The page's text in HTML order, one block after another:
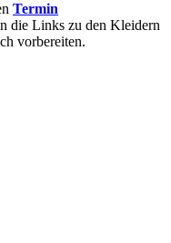
Termin
die Links zu den Kleidern
vorbereiten.